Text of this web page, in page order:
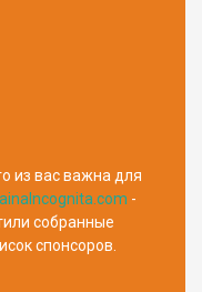
из вас важна для
-
собранные
спонсоров.